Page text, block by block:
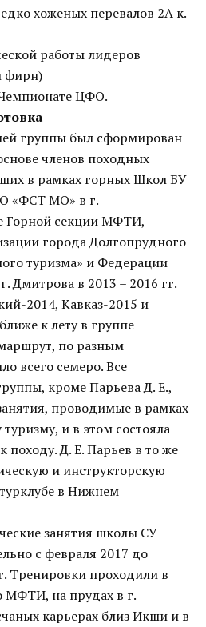
хоженых перевалов 2А к.
работы лидеров
фирн)
ЦФО.
группы был сформирован
членов походных
в рамках горных Школ БУ
«ФСТ МО» в г.
Горной секции МФТИ,
города Долгопрудного
туризма» и Федерации
Дмитрова в 2013 – 2016 гг.
2014, Кавказ-2015 и
к лету в группе
по разным
всего семеро. Все
кроме Парьева Д. Е.,
проводимые в рамках
и в этом состояла
походу. Д. Е. Парьев в то же
и инструкторскую
в Нижнем
занятия школы СУ
с февраля 2017 до
Тренировки проходили в
МФТИ, на прудах в г.
карьерах близ Икши и в